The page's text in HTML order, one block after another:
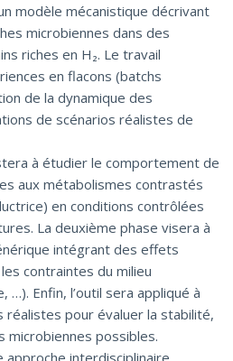
modèle mécanistique décrivant
microbiennes dans des
riches en H₂. Le travail
en flacons (batchs
de la dynamique des
de scénarios réalistes de
à étudier le comportement de
aux métabolismes contrastés
en conditions contrôlées
La deuxième phase visera à
intégrant des effets
contraintes du milieu
Enfin, l’outil sera appliqué à
réalistes pour évaluer la stabilité,
microbiennes possibles.
approche interdisciplinaire